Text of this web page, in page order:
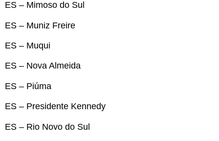
ES – Mimoso do Sul
ES – Muniz Freire
ES – Muqui
ES – Nova Almeida
ES – Piúma
ES – Presidente Kennedy
ES – Rio Novo do Sul